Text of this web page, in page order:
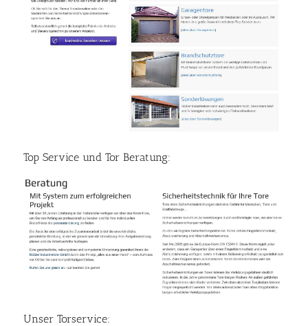
Top Service und Tor Beratung:
Unser Torservice: